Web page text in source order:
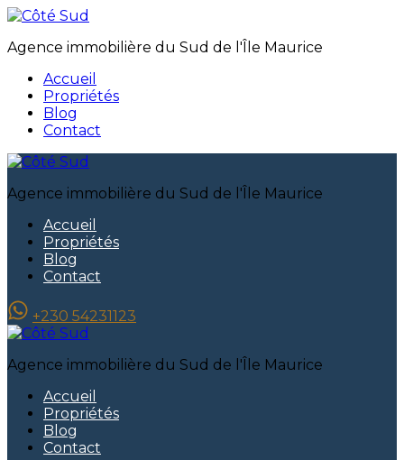
Agence immobilière du Sud de l'Île Maurice
Accueil
Propriétés
Blog
Contact
Agence immobilière du Sud de l'Île Maurice
Accueil
Propriétés
Blog
Contact
+230 54231123
Agence immobilière du Sud de l'Île Maurice
Accueil
Propriétés
Blog
Contact